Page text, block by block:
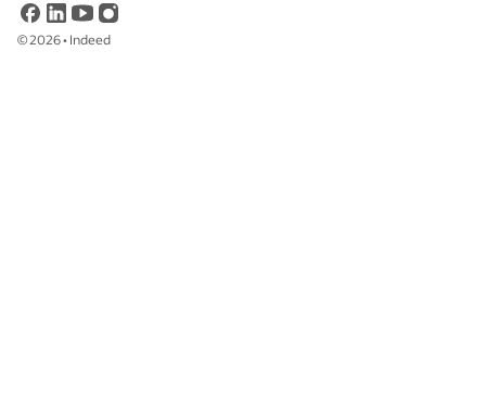
©2026• Indeed